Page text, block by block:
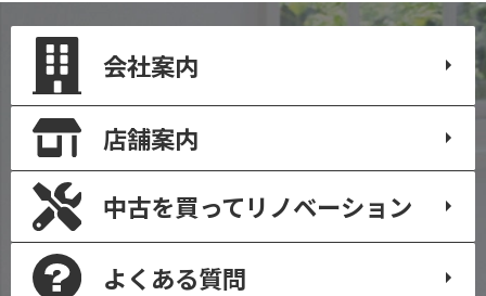
会社案内
店舗案内
中古を買ってリノベーション
よくある質問